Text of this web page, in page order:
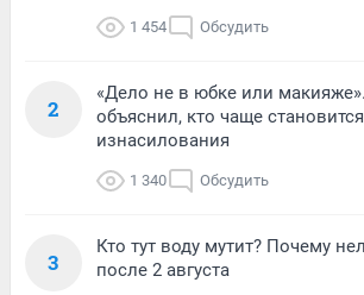
1 454 Обсудить
2
«Дело не в юбке или
объяснил, кто чаще
изнасилования
1 340 Обсудить
3
Кто тут воду мутит? Почему
после 2 августа